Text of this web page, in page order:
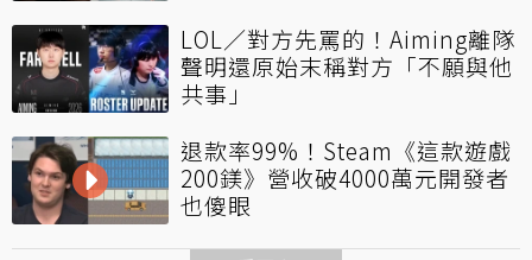
LOL／對方先罵的！Aiming離隊
聲明還原始末稱對方「不願與他
共事」
退款率99%！Steam《這款遊戲
200鎂》營收破4000萬元開發者
也傻眼